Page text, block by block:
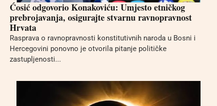
Ćosić odgovorio Konakoviću: Umjesto etničkog
prebrojavanja, osigurajte stvarnu ravnopravnost
Hrvata
Rasprava o ravnopravnosti konstitutivnih naroda u Bosni i
Hercegovini ponovno je otvorila pitanje političke
zastupljenosti...